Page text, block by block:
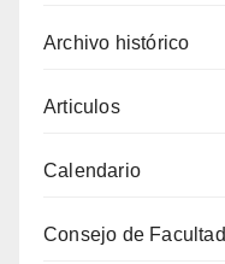
Archivo histórico
Articulos
Calendario
Consejo de Facultad